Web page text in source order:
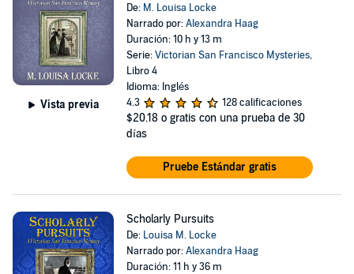
Vista previa
De: M. Louisa Locke
Narrado por:Alexandra Haag
Duración: 10 h y 13 m
Serie:Victorian San Francisco Mysteries,
Libro 4
Idioma: Inglés
4.3
128 calificaciones
$20.18 o gratis con una prueba de 30
días
Pruebe Estándar gratis
Scholarly Pursuits
De: Louisa M. Locke
Narrado por:Alexandra Haag
Duración: 11 h y 36 m